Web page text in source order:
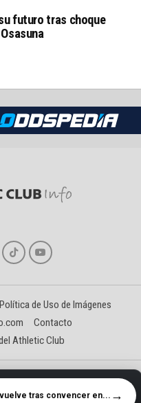
futuro tras choque
Política de Uso de Imágenes
Contacto
Athletic Club
Benéitez Landeta
tras convencer en... →